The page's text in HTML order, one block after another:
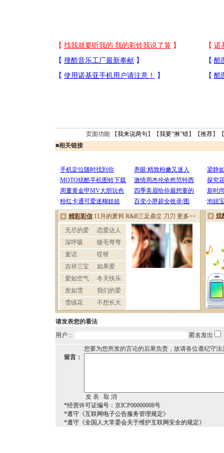
页面功能 【我来说两句 】【我要“揪”错】【推荐】
■相关链接
请发表您的看法
用户：
匿名发出
您要为您所发的言论的后果负责，故请各位遵纪守
留言：
*经营许可证编号：京ICP00000008号
*遵守《互联网电子公告服务管理规定》
*遵守《全国人大常委会关于维护互联网安全的规定》